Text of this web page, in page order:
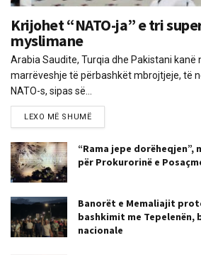
Krijohet “NATO-ja” e tri
myslimane
Arabia Saudite, Turqia dhe Pakistani kanë
marrëveshje të përbashkët mbrojtjeje, të
NATO-s, sipas së...
LEXO MË SHUMË
“Rama jepe dorëheqjen”,
për Prokurorinë e
Banorët e Memaliajit
bashkimit me
nacionale